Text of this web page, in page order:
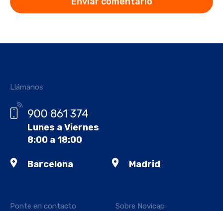
Ponte en contacto Sobre Novicap
Llámanos
900 861 374
Lunes a Viernes
8:00 a 18:00
Barcelona Madrid